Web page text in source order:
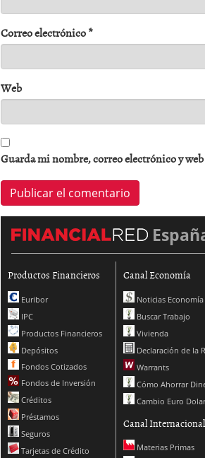
Correo electrónico*
Web
Guarda mi nombre, correo electrónico y
Productos Financieros
Euribor
IPC
Productos Financieros
Depósitos
Fondos Cotizados
Fondos de Inversión
Créditos
Préstamos
Seguros
Tarjetas de Crédito
Canal Economía
Noticias Economía
Buscar Trabajo
Vivienda
Declaración de la
Warrants
Cómo Ahorrar
Cambio Euro
Canal Internacional
Materias Primas